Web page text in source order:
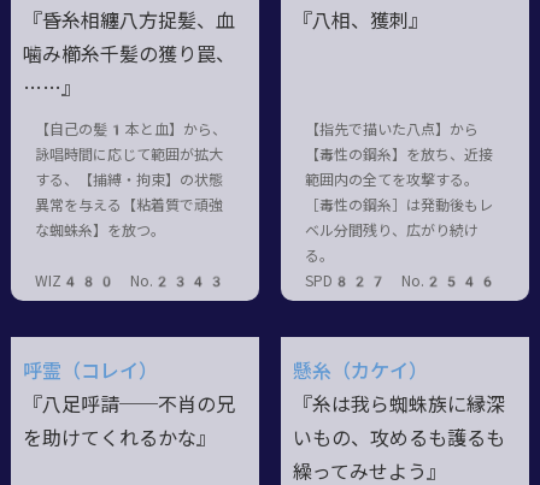
『昏糸相纏八方捉髪、血
噛み櫛糸千髪の獲り罠、
……』
【自己の髪1本と血】から、
詠唱時間に応じて範囲が拡大
する、【捕縛・拘束】の状態
異常を与える【粘着質で頑強
な蜘蛛糸】を放つ。
WIZ480 No.2343
『八相、獲刺』
【指先で描いた八点】から
【毒性の鋼糸】を放ち、近接
範囲内の全てを攻撃する。
［毒性の鋼糸］は発動後もレ
ベル分間残り、広がり続け
る。
SPD827 No.2546
呼霊（コレイ）
『八足呼請──不肖の兄
を助けてくれるかな』
懸糸（カケイ）
『糸は我ら蜘蛛族に縁深
いもの、攻めるも護るも
繰ってみせよう』